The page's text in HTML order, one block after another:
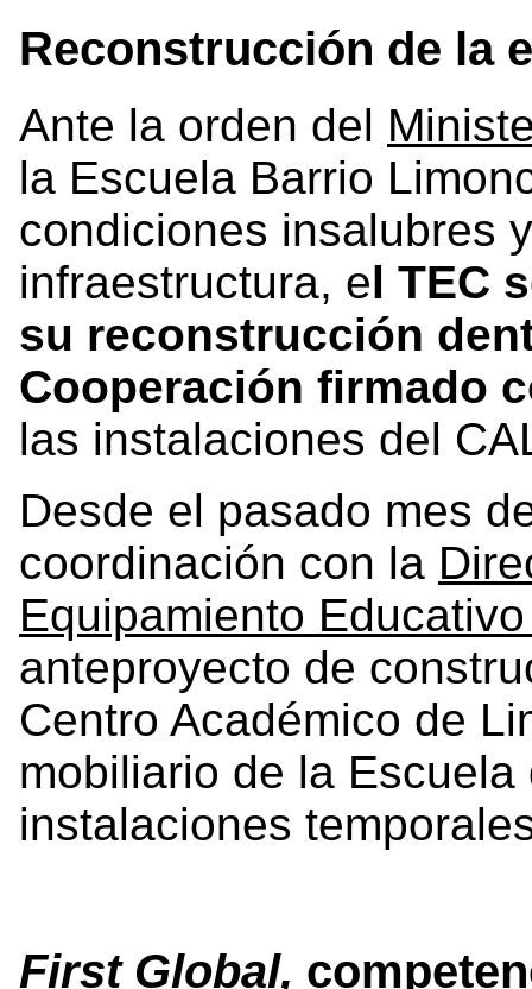
Reconstrucción de la
Ante la orden del
la Escuela Barrio
condiciones insalubres
infraestructura, el TEC
su reconstrucción
Cooperación firmado
las instalaciones del
Desde el pasado mes
coordinación con la
Equipamiento
anteproyecto de
Centro Académico de
mobiliario de la
instalaciones
First Global,